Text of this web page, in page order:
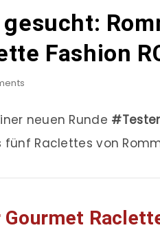
Fashion
neuen Runde
Raclettes von